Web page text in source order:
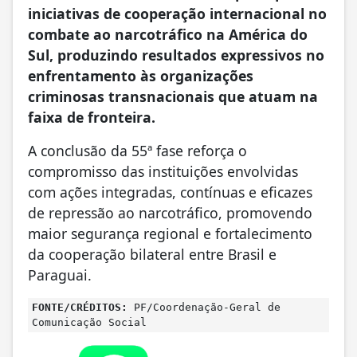
iniciativas de cooperação internacional no
combate ao narcotráfico na América do
Sul, produzindo resultados expressivos no
enfrentamento às organizações
criminosas transnacionais que atuam na
faixa de fronteira.
A conclusão da 55ª fase reforça o
compromisso das instituições envolvidas
com ações integradas, contínuas e eficazes
de repressão ao narcotráfico, promovendo
maior segurança regional e fortalecimento
da cooperação bilateral entre Brasil e
Paraguai.
FONTE/CRÉDITOS:
PF/Coordenação-Geral de
Comunicação Social